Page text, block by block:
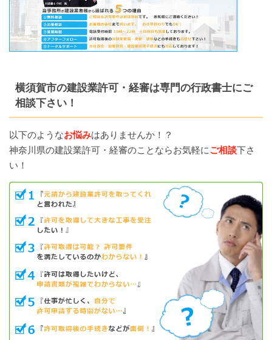
横須賀市の建設業許可・経審は専門の行政書士にご
相談下さい！
以下のようなお悩みはありませんか！？
神奈川県の建設業許可・経審のことならお気軽にご相談下さ
い！